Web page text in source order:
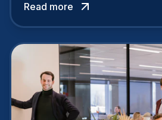
Read more